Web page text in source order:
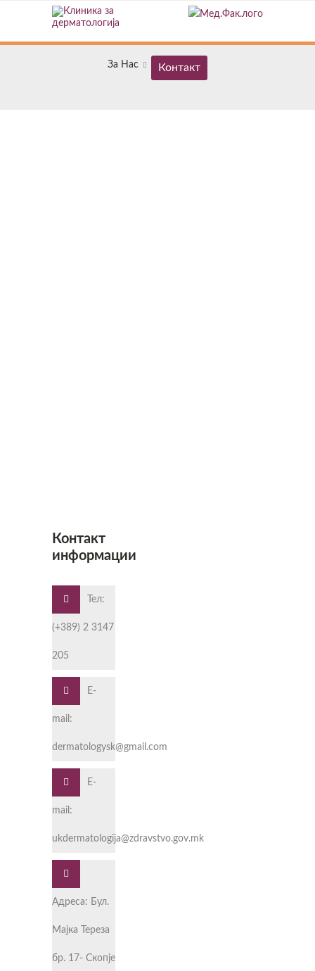
За Нас Контакт
Контакт
информации
Тел:
(+389) 2 3147
205
E-
mail:
dermatologysk@gmail.com
E-
mail:
ukdermatologija@zdravstvo.gov.mk
Адреса: Бул.
Мајка Тереза
бр. 17- Скопје